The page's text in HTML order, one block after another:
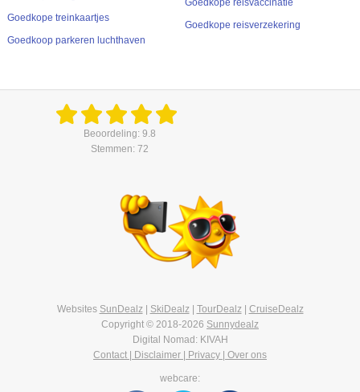
Goedkope treinkaartjes
Goedkoop parkeren luchthaven
Goedkope reisverzekering
Beoordeling: 9.8
Stemmen: 72
Websites SunDealz| SkiDealz| TourDealz| CruiseDealz
Copyright © 2018-2026 Sunnydealz
Digital Nomad: KIVAH
Contact | Disclaimer | Privacy | Over ons
webcare: